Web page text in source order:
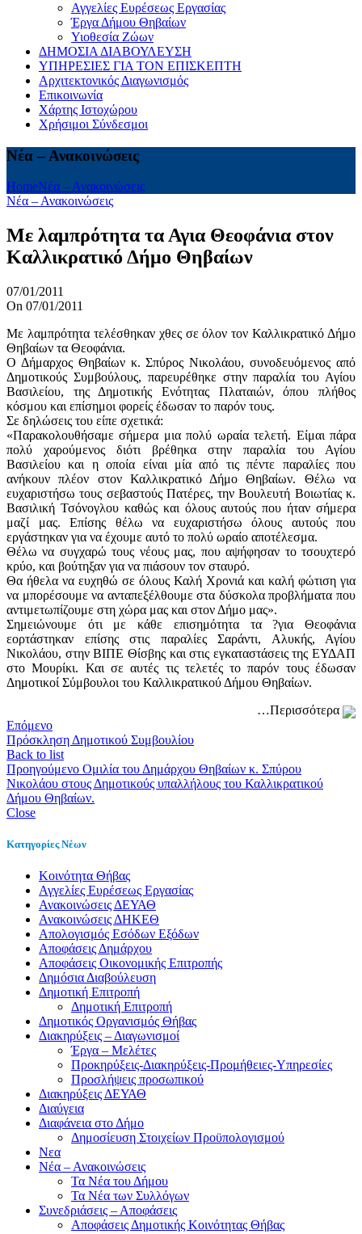
Αγγελίες Ευρέσεως Εργασίας
Έργα Δήμου Θηβαίων
Υιοθεσία Ζώων
ΔΗΜΟΣΙΑ ΔΙΑΒΟΥΛΕΥΣΗ
ΥΠΗΡΕΣΙΕΣ ΓΙΑ ΤΟΝ ΕΠΙΣΚΕΠΤΗ
Αρχιτεκτονικός Διαγωνισμός
Επικοινωνία
Χάρτης Ιστοχώρου
Χρήσιμοι Σύνδεσμοι
Νέα – Ανακοινώσεις
HomeΝέα – Ανακοινώσεις
Νέα – Ανακοινώσεις
Με λαμπρότητα τα Αγια Θεοφάνια στον
Καλλικρατικό Δήμο Θηβαίων
07/01/2011
On 07/01/2011
Με λαμπρότητα τελέσθηκαν χθες σε όλον τον Καλλικρατικό Δήμο
Θηβαίων τα Θεοφάνια.
Ο Δήμαρχος Θηβαίων κ. Σπύρος Νικολάου, συνοδευόμενος από
Δημοτικούς Συμβούλους, παρευρέθηκε στην παραλία του Αγίου
Βασιλείου, της Δημοτικής Ενότητας Πλαταιών, όπου πλήθος
κόσμου και επίσημοι φορείς έδωσαν το παρόν τους.
Σε δηλώσεις του είπε σχετικά:
«Παρακολουθήσαμε σήμερα μια πολύ ωραία τελετή. Είμαι πάρα
πολύ χαρούμενος διότι βρέθηκα στην παραλία του Αγίου
Βασιλείου και η οποία είναι μία από τις πέντε παραλίες που
ανήκουν πλέον στον Καλλικρατικό Δήμο Θηβαίων. Θέλω να
ευχαριστήσω τους σεβαστούς Πατέρες, την Βουλευτή Βοιωτίας κ.
Βασιλική Τσόνογλου καθώς και όλους αυτούς που ήταν σήμερα
μαζί μας. Επίσης θέλω να ευχαριστήσω όλους αυτούς που
εργάστηκαν για να έχουμε αυτό το πολύ ωραίο αποτέλεσμα.
Θέλω να συγχαρώ τους νέους μας, που αψήφησαν το τσουχτερό
κρύο, και βούτηξαν για να πιάσουν τον σταυρό.
Θα ήθελα να ευχηθώ σε όλους Καλή Χρονιά και καλή φώτιση για
να μπορέσουμε να ανταπεξέλθουμε στα δύσκολα προβλήματα που
αντιμετωπίζουμε στη χώρα μας και στον Δήμο μας».
Σημειώνουμε ότι με κάθε επισημότητα τα ?για Θεοφάνια
εορτάστηκαν επίσης στις παραλίες Σαράντι, Αλυκής, Αγίου
Νικολάου, στην ΒΙΠΕ Θίσβης και στις εγκαταστάσεις της ΕΥΔΑΠ
στο Μουρίκι. Και σε αυτές τις τελετές το παρόν τους έδωσαν
Δημοτικοί Σύμβουλοι του Καλλικρατικού Δήμου Θηβαίων.
…Περισσότερα
Επόμενο
Πρόσκληση Δημοτικού Συμβουλίου
Back to list
Προηγούμενο Ομιλία του Δημάρχου Θηβαίων κ. Σπύρου
Νικολάου στους Δημοτικούς υπαλλήλους του Καλλικρατικού
Δήμου Θηβαίων.
Close
Κατηγορίες Νέων
Kοινότητα Θήβας
Αγγελίες Ευρέσεως Εργασίας
Ανακοινώσεις ΔΕΥΑΘ
Ανακοινώσεις ΔΗΚΕΘ
Απολογισμός Εσόδων Εξόδων
Αποφάσεις Δημάρχου
Αποφάσεις Οικονομικής Επιτροπής
Δημόσια Διαβούλευση
Δημοτική Επιτροπή
Δημοτική Επιτροπή
Δημοτικός Οργανισμός Θήβας
Διακηρύξεις – Διαγωνισμοί
Έργα – Μελέτες
Προκηρύξεις-Διακηρύξεις-Προμήθειες-Υπηρεσίες
Προσλήψεις προσωπικού
Διακηρύξεις ΔΕΥΑΘ
Διαύγεια
Διαφάνεια στο Δήμο
Δημοσίευση Στοιχείων Προϋπολογισμού
Νεα
Νέα – Ανακοινώσεις
Τα Νέα του Δήμου
Τα Νέα των Συλλόγων
Συνεδριάσεις – Αποφάσεις
Αποφάσεις Δημοτικής Κοινότητας Θήβας